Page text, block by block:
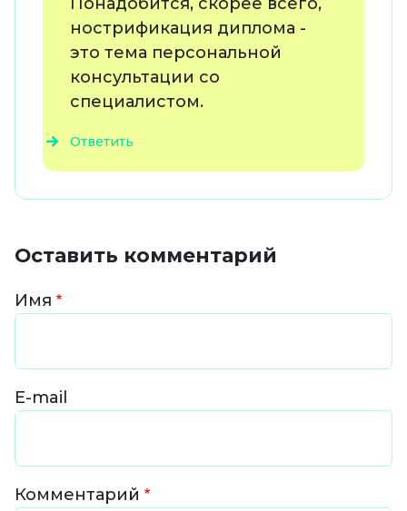
нострификация диплома -
это тема персональной
консультации со
специалистом.
Ответить
Оставить комментарий
Имя
E-mail
Комментарий